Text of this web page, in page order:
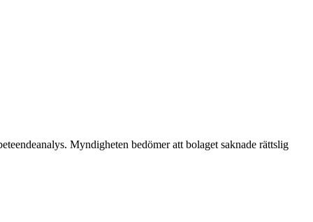
Myndigheten bedömer att bolaget saknade rättslig